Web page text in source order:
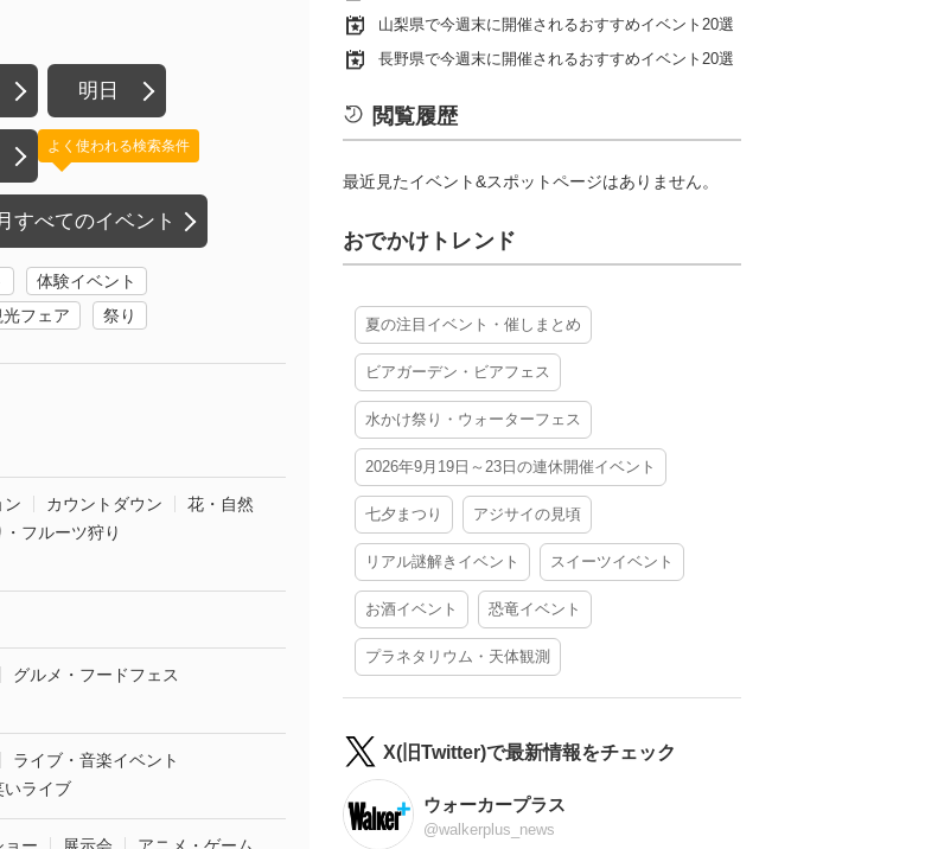
明日
すべてのイベント
よく使われる検索条件
体験イベント
フェア
祭り
ン カウントダウン
花・自然
フルーツ狩り
グルメ・フードフェス
ライブ・音楽イベント
いライブ
山梨県で今週末に開催されるおすすめイベント20選
長野県で今週末に開催されるおすすめイベント20選
閲覧履歴
最近見たイベント&スポットページはありません。
おでかけトレンド
夏の注目イベント・催しまとめ
ビアガーデン・ビアフェス
水かけ祭り・ウォーターフェス
2026年9月19日～23日の連休開催イベント
七夕まつり アジサイの見頃
リアル謎解きイベント スイーツイベント
お酒イベント 恐竜イベント
プラネタリウム・天体観測
X(旧Twitter)で最新情報をチェック
ウォーカープラス
@walkerplus_news